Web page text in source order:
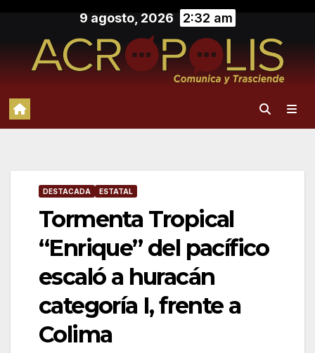
contenido
9 agosto, 2026 2:32 am
DESTACADA ESTATAL
Tormenta Tropical
“Enrique” del pacífico
escaló a huracán
categoría I, frente a
Colima